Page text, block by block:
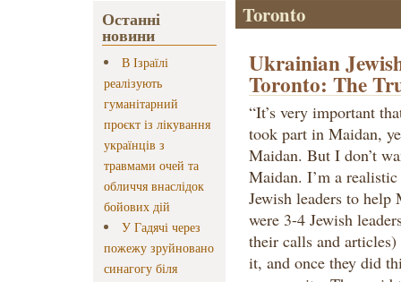
Останні
новини
В Ізраїлі
реалізують
гуманітарний
проєкт із лікування
українців з
травмами очей та
обличчя внаслідок
бойових дій
У Гадячі через
пожежу зруйновано
синагогу біля
Toronto
Ukrainian
Toronto: The
“It’s very important
took part in Maidan,
Maidan. But I don’t
Maidan. I’m a
Jewish leaders to
were 3-4 Jewish
their calls and
it, and once they did